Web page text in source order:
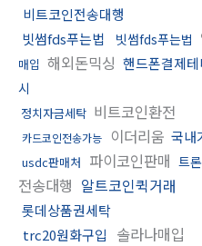
비트코인전송대행
빗썸fds푸는법
빗썸fds푸는법
매입 해외돈믹싱 핸드폰결제
시
정치자금세탁 비트코인환전
카드코인전송가능 이더리움 국내
usdc판매처 파이코인판매 트
전송대행 알트코인퀵거래
롯데상품권세탁
trc20원화구입
솔라나매입